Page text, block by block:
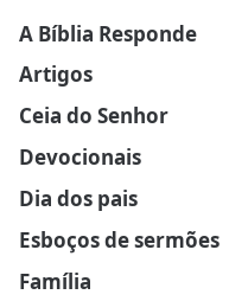
A Bíblia Responde
Artigos
Ceia do Senhor
Devocionais
Dia dos pais
Esboços de sermões
Família